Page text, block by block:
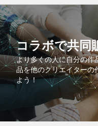
コラボで共同
より多くの人に自分の作
品を他のクリエイターの
よう！